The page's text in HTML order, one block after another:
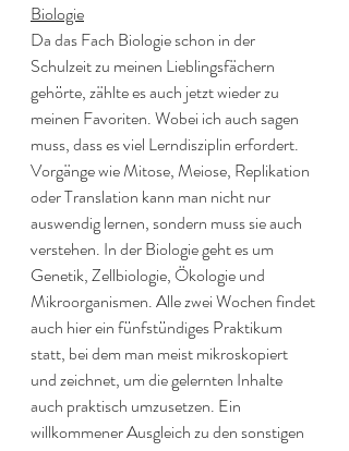
Biologie
Da das Fach Biologie schon in der
Schulzeit zu meinen Lieblingsfächern
gehörte, zählte es auch jetzt wieder zu
meinen Favoriten. Wobei ich auch sagen
muss, dass es viel Lerndisziplin erfordert.
Vorgänge wie Mitose, Meiose, Replikation
oder Translation kann man nicht nur
auswendig lernen, sondern muss sie auch
verstehen. In der Biologie geht es um
Genetik, Zellbiologie, Ökologie und
Mikroorganismen. Alle zwei Wochen findet
auch hier ein fünfstündiges Praktikum
statt, bei dem man meist mikroskopiert
und zeichnet, um die gelernten Inhalte
auch praktisch umzusetzen. Ein
willkommener Ausgleich zu den sonstigen